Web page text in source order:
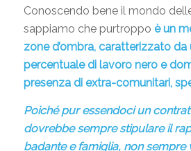
Conoscendo bene il mondo
sappiamo che purtroppo è un
zone d’ombra, caratterizzato da
percentuale di lavoro nero e
presenza di extra-comunitari,
Poiché pur essendoci un
dovrebbe sempre stipulare il
badante e famiglia, non sempre